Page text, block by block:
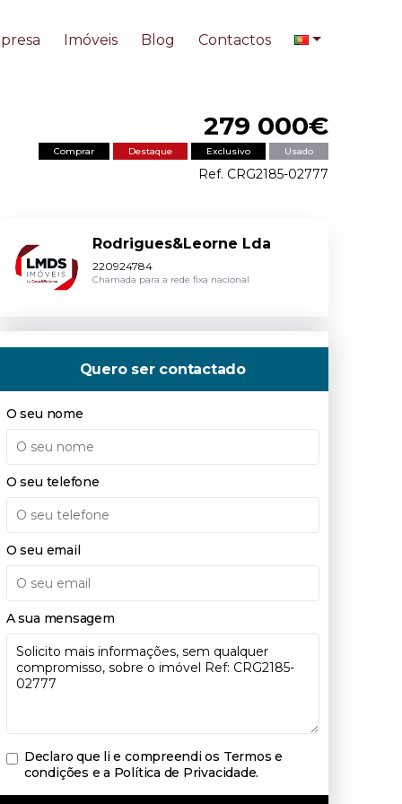
Imóveis Blog Contactos
279 000€
Comprar Destaque Exclusivo Usado
Ref. CRG2185-02777
Rodrigues&Leorne Lda
220924784
Chamada para a rede fixa nacional
Quero ser contactado
O seu nome
O seu telefone
O seu email
A sua mensagem
Declaro que li e compreendi os Termos e
condições e a Política de Privacidade.